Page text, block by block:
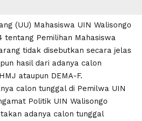
(UU) Mahasiswa UIN Walisongo
tentang Pemilihan Mahasiswa
tidak disebutkan secara jelas
hasil dari adanya calon
ataupun DEMA-F.
calon tunggal di Pemilwa UIN
Politik UIN Walisongo
adanya calon tunggal